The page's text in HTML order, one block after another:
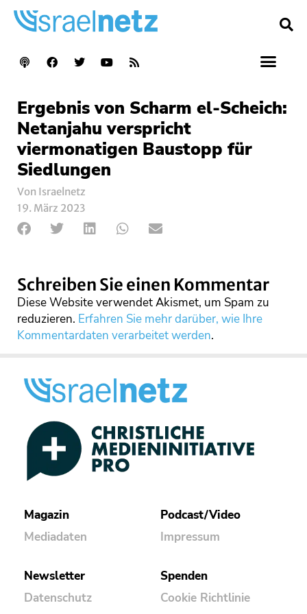
Ergebnis von Scharm el-Scheich:
Netanjahu verspricht
viermonatigen Baustopp für
Siedlungen
Von Israelnetz
19. März 2023
Schreiben Sie einen Kommentar
Diese Website verwendet Akismet, um Spam zu
reduzieren. Erfahren Sie mehr darüber, wie Ihre
Kommentardaten verarbeitet werden.
Magazin
Mediadaten
Podcast/Video
Impressum
Newsletter
Datenschutz
Spenden
Cookie Richtlinie